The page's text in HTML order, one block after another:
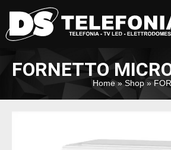
FORNETTO
Home»Shop»